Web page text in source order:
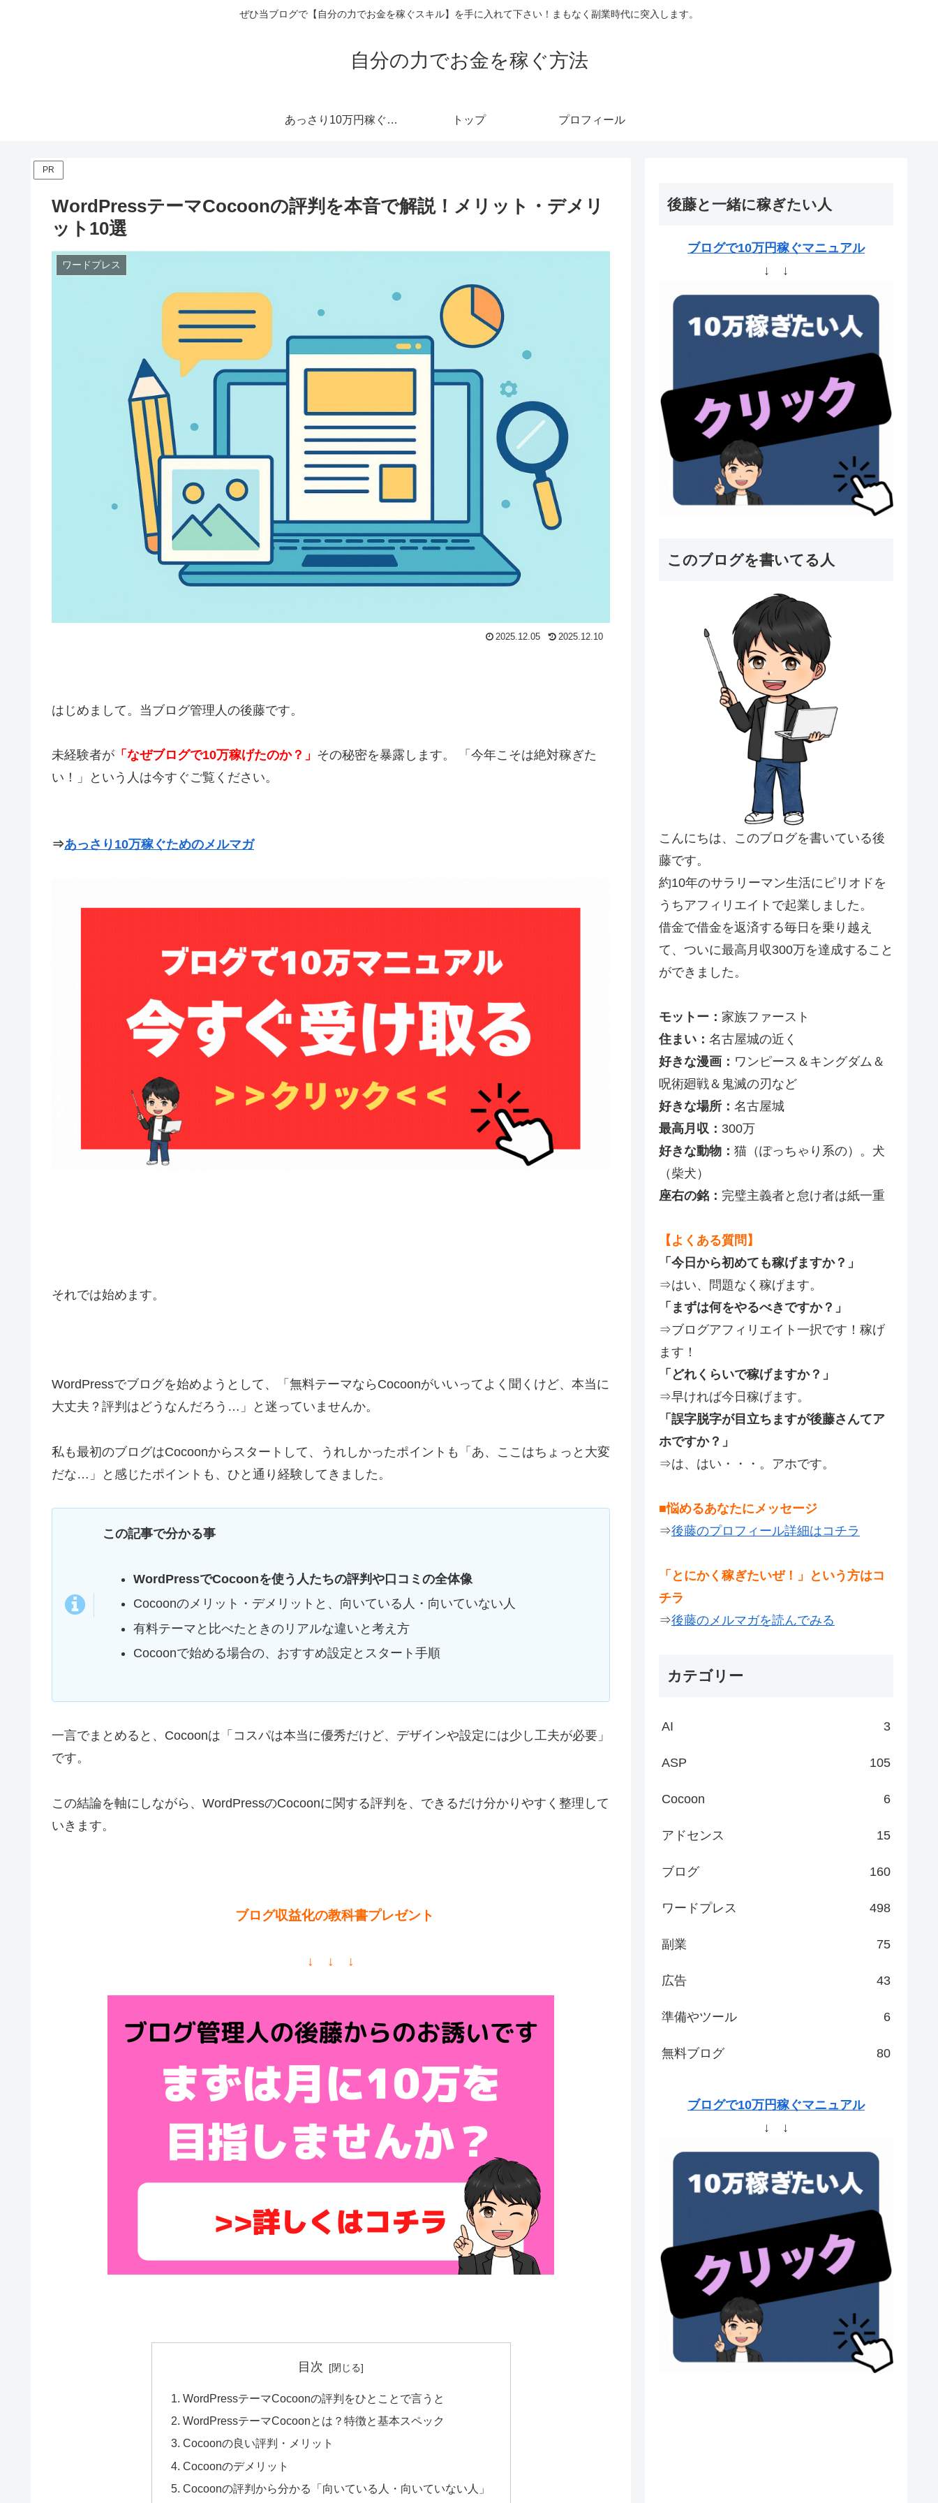
ぜひ当ブログで【自分の力でお金を稼ぐスキル】を手に入れて下さい！まもなく副業時代に突入します。
自分の力でお金を稼ぐ方法
あっさり10万円稼ぐメルマガ トップ プロフィール
PR
WordPressテーマCocoonの評判を本音で解説！メリット・デメリ
ット10選
ワードプレス
2025.12.05 2025.12.10
はじめまして。当ブログ管理人の後藤です。
未経験者が 「なぜブログで10万稼げたのか？」 その秘密を暴露します。 「今年こそは絶対稼ぎた
い！」という人は今すぐご覧ください。
⇒あっさり10万稼ぐためのメルマガ
それでは始めます。
WordPressでブログを始めようとして、「無料テーマならCocoonがいいってよく聞くけど、本当に
大丈夫？評判はどうなんだろう…」と迷っていませんか。
私も最初のブログはCocoonからスタートして、うれしかったポイントも「あ、ここはちょっと大変
だな…」と感じたポイントも、ひと通り経験してきました。
この記事で分かる事
WordPressでCocoonを使う人たちの評判や口コミの全体像
Cocoonのメリット・デメリットと、向いている人・向いていない人
有料テーマと比べたときのリアルな違いと考え方
Cocoonで始める場合の、おすすめ設定とスタート手順
一言でまとめると、Cocoonは「コスパは本当に優秀だけど、デザインや設定には少し工夫が必要」
です。
この結論を軸にしながら、WordPressのCocoonに関する評判を、できるだけ分かりやすく整理して
いきます。
ブログ収益化の教科書プレゼント
↓ ↓ ↓
目次
WordPressテーマCocoonの評判をひとことで言うと
WordPressテーマCocoonとは？特徴と基本スペック
Cocoonの良い評判・メリット
Cocoonのデメリット
Cocoonの評判から分かる「向いている人・向いていない人」
後藤と一緒に稼ぎたい人
ブログで10万円稼ぐマニュアル
↓ ↓
このブログを書いてる人
こんにちは、このブログを書いている後
藤です。
約10年のサラリーマン生活にピリオドを
うちアフィリエイトで起業しました。
借金で借金を返済する毎日を乗り越え
て、ついに最高月収300万を達成すること
ができました。
モットー： 家族ファースト
住まい： 名古屋城の近く
好きな漫画： ワンピース＆キングダム＆
呪術廻戦＆鬼滅の刃など
好きな場所： 名古屋城
最高月収： 300万
好きな動物： 猫（ぽっちゃり系の）。犬
（柴犬）
座右の銘： 完璧主義者と怠け者は紙一重
【よくある質問】
「今日から初めても稼げますか？」
⇒はい、問題なく稼げます。
「まずは何をやるべきですか？」
⇒ブログアフィリエイト一択です！稼げ
ます！
「どれくらいで稼げますか？」
⇒早ければ今日稼げます。
「誤字脱字が目立ちますが後藤さんてア
ホですか？」
⇒は、はい・・・。アホです。
■悩めるあなたにメッセージ
⇒後藤のプロフィール詳細はコチラ
「とにかく稼ぎたいぜ！」という方はコ
チラ
⇒後藤のメルマガを読んでみる
カテゴリー
AI 3
ASP 105
Cocoon 6
アドセンス 15
ブログ 160
ワードプレス 498
副業 75
広告 43
準備やツール 6
無料ブログ 80
ブログで10万円稼ぐマニュアル
↓ ↓